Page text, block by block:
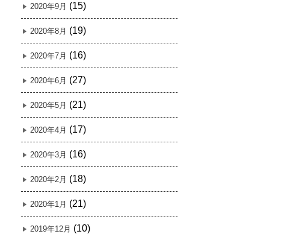
2020年9月 (15)
2020年8月 (19)
2020年7月 (16)
2020年6月 (27)
2020年5月 (21)
2020年4月 (17)
2020年3月 (16)
2020年2月 (18)
2020年1月 (21)
2019年12月 (10)